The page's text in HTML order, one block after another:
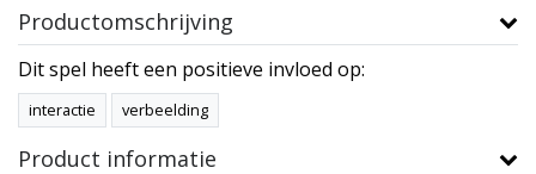
Productomschrijving
Dit spel heeft een positieve invloed op:
interactie verbeelding
Product informatie